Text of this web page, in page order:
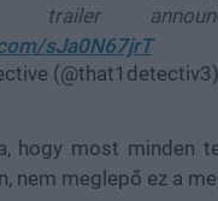
sJa0N67jrT
(@that1detectiv3)
hogy most minden
nem meglepő ez a